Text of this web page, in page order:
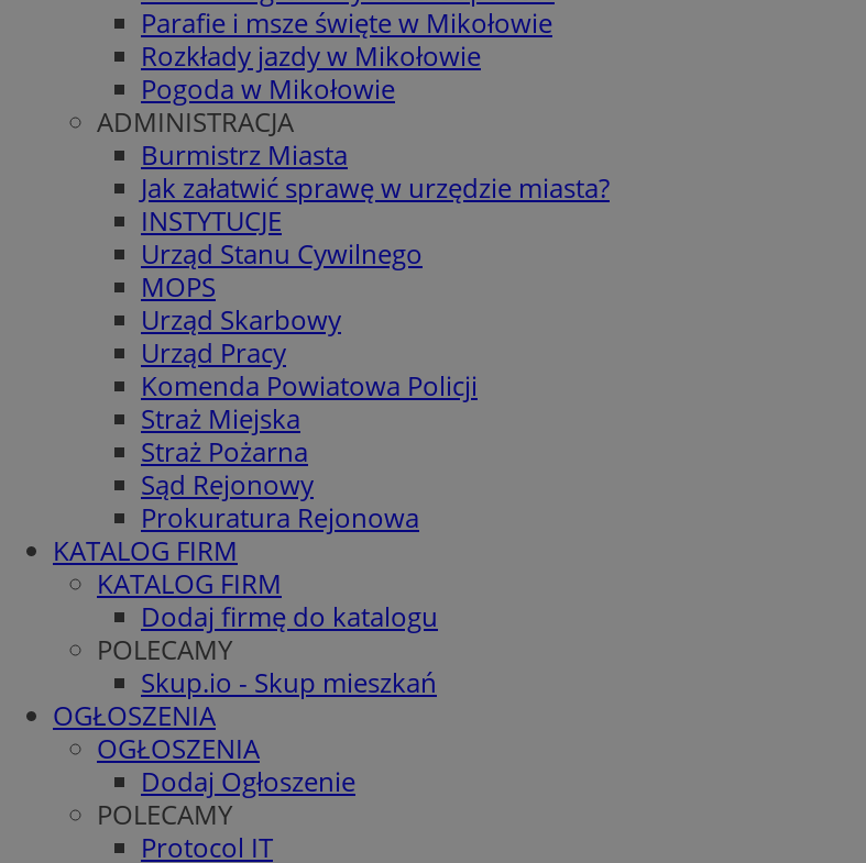
Parafie i msze święte w Mikołowie
Rozkłady jazdy w Mikołowie
Pogoda w Mikołowie
ADMINISTRACJA
Burmistrz Miasta
Jak załatwić sprawę w urzędzie miasta?
INSTYTUCJE
Urząd Stanu Cywilnego
MOPS
Urząd Skarbowy
Urząd Pracy
Komenda Powiatowa Policji
Straż Miejska
Straż Pożarna
Sąd Rejonowy
Prokuratura Rejonowa
KATALOG FIRM
KATALOG FIRM
Dodaj firmę do katalogu
POLECAMY
Skup.io - Skup mieszkań
OGŁOSZENIA
OGŁOSZENIA
Dodaj Ogłoszenie
POLECAMY
Protocol IT